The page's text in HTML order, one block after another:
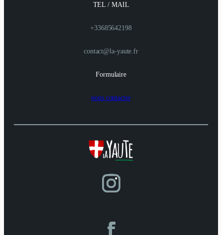
TEL / MAIL
+33685642198
contact@la-yaute.fr
Formulaire
nous contacter